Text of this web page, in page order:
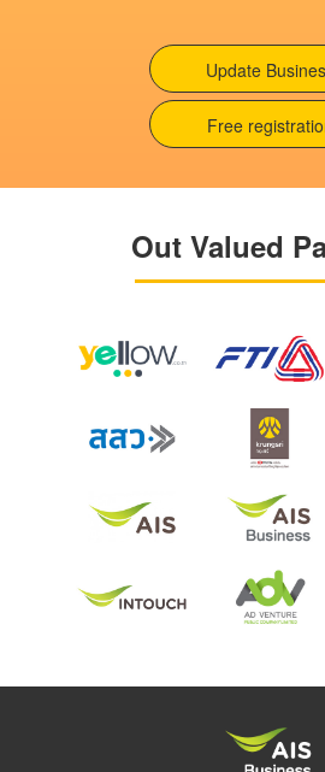
Update
Free
Out Valued